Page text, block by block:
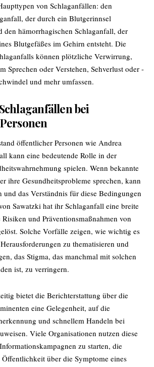
von Schlaganfällen: den
der durch ein Blutgerinnsel
den hämorrhagischen Schlaganfall, der
Blutgefäßes im Gehirn entsteht. Die
können plötzliche Verwirrung,
Sprechen oder Verstehen, Sehverlust oder -
und mehr umfassen.
bei
öffentlicher Personen wie Andrea
kann eine bedeutende Rolle in der
spielen. Wenn bekannte
ihre Gesundheitsprobleme sprechen, kann
und das Verständnis für diese Bedingungen
Sawatzki hat ihr Schlaganfall eine breite
und Präventionsmaßnahmen von
Solche Vorfälle zeigen, wie wichtig es
zu thematisieren und
das Stigma, das manchmal mit solchen
ist, zu verringern.
bietet die Berichterstattung über die
eine Gelegenheit, auf die
und schnellem Handeln bei
Viele Organisationen nutzen diese
zu starten, die
über die Symptome eines